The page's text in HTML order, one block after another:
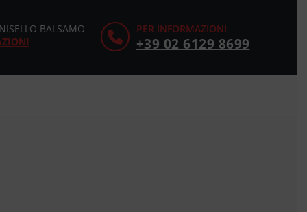
PER INFORMAZIONI
+39 02 6129 8699
BALSAMO